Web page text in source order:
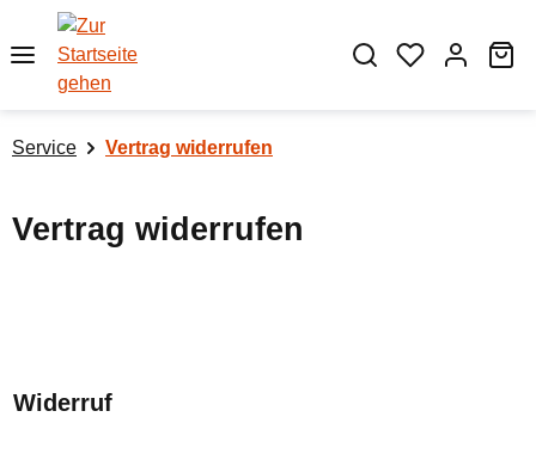
Zum Hauptinhalt springen
Service Vertrag widerrufen
Vertrag widerrufen
Widerruf